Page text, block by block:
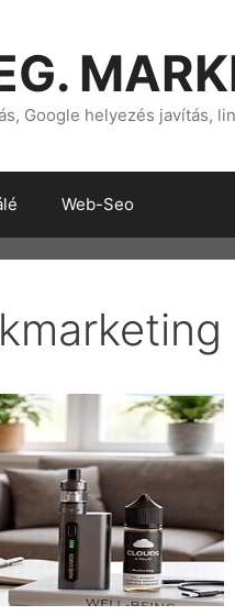
Google helyezés javítás,
Web-Seo